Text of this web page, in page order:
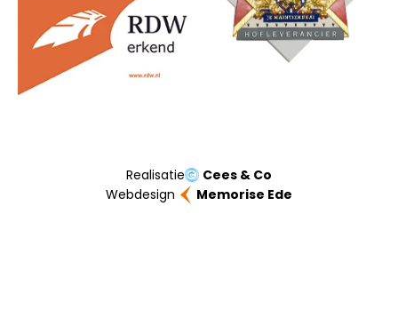
Realisatie
Cees & Co
Webdesign
Memorise Ede